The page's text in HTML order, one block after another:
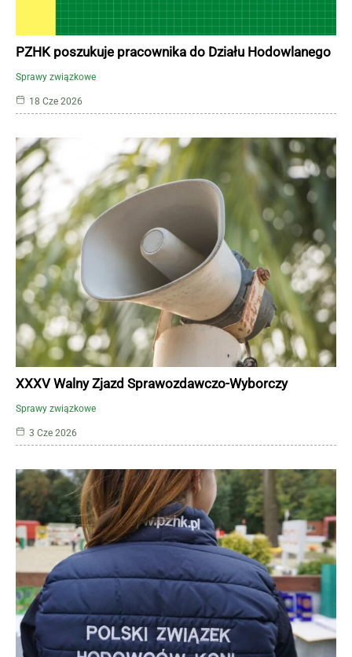
Sprawy związkowe
PZHK poszukuje pracownika do Działu Hodowlanego
18 Cze 2026
Sprawy związkowe
XXXV Walny Zjazd Sprawozdawczo-Wyborczy
3 Cze 2026